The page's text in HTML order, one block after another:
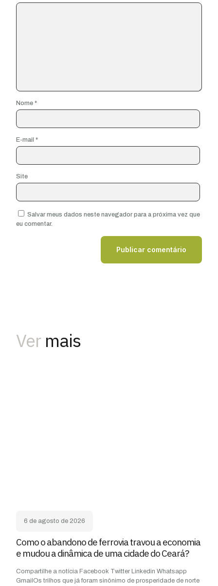
Nome *
E-mail *
Site
Salvar meus dados neste navegador para a próxima vez que
eu comentar.
Ver mais
6 de agosto de 2026
Como o abandono de ferrovia travou a economia
e mudou a dinâmica de uma cidade do Ceará?
Compartilhe a notícia Facebook Twitter Linkedin Whatsapp
GmailOs trilhos que já foram sinônimo de prosperidade de norte